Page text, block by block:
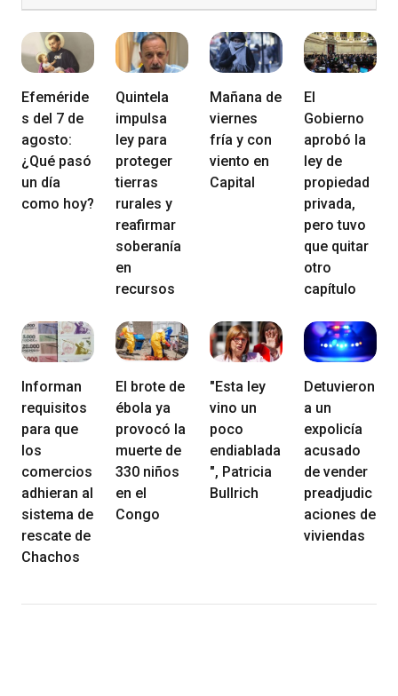
Efeméride
s del 7 de
agosto:
¿Qué pasó
un día
como hoy?
Quintela
impulsa
ley para
proteger
tierras
rurales y
reafirmar
soberanía
en
recursos
Mañana de
viernes
fría y con
viento en
Capital
El
Gobierno
aprobó la
ley de
propiedad
privada,
pero tuvo
que quitar
otro
capítulo
Informan
requisitos
para que
los
comercios
adhieran al
sistema de
rescate de
Chachos
El brote de
ébola ya
provocó la
muerte de
330 niños
en el
Congo
"Esta ley
vino un
poco
endiablada
", Patricia
Bullrich
Detuvieron
a un
expolicía
acusado
de vender
preadjudic
aciones de
viviendas